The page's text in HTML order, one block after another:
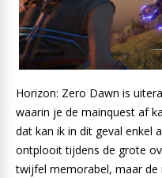
Horizon: Zero Dawn is
waarin je de mainquest af
dat kan ik in dit geval enkel
ontplooit tijdens de grote
twijfel memorabel, maar